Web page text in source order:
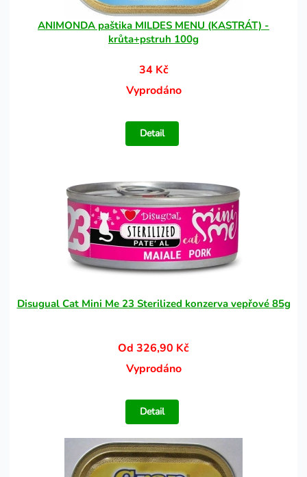
ANIMONDA paštika MILDES MENU (KASTRÁT) -
krůta+pstruh 100g
34 Kč
Vyprodáno
Detail
Disugual Cat Mini Me 23 Sterilized konzerva vepřové 85g
Od 326,90 Kč
Vyprodáno
Detail